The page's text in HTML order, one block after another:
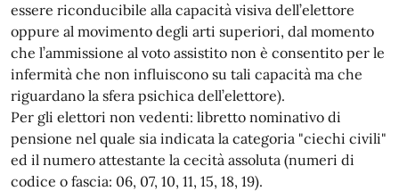
essere riconducibile alla capacità visiva dell’elettore
oppure al movimento degli arti superiori, dal momento
che l’ammissione al voto assistito non è consentito per le
infermità che non influiscono su tali capacità ma che
riguardano la sfera psichica dell’elettore).
Per gli elettori non vedenti: libretto nominativo di
pensione nel quale sia indicata la categoria "ciechi civili"
ed il numero attestante la cecità assoluta (numeri di
codice o fascia: 06, 07, 10, 11, 15, 18, 19).